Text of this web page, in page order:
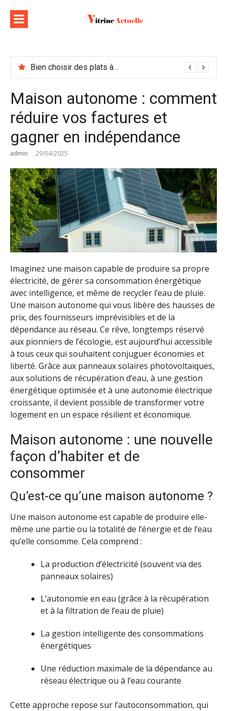
contenu
Bien choisir des plats à emporter : astuces et idées pour varier les plaisirs
Maison autonome : comment
réduire vos factures et
gagner en indépendance
admin 29/04/2025
Imaginez une maison capable de produire sa propre
électricité, de gérer sa consommation énergétique
avec intelligence, et même de recycler l’eau de pluie.
Une maison autonome qui vous libère des hausses de
prix, des fournisseurs imprévisibles et de la
dépendance au réseau. Ce rêve, longtemps réservé
aux pionniers de l’écologie, est aujourd’hui accessible
à tous ceux qui souhaitent conjuguer économies et
liberté. Grâce aux panneaux solaires photovoltaïques,
aux solutions de récupération d’eau, à une gestion
énergétique optimisée et à une autonomie électrique
croissante, il devient possible de transformer votre
logement en un espace résilient et économique.
Maison autonome : une nouvelle
façon d’habiter et de
consommer
Qu’est-ce qu’une maison autonome ?
Une maison autonome est capable de produire elle-
même une partie ou la totalité de l’énergie et de l’eau
qu’elle consomme. Cela comprend :
La production d’électricité (souvent via des
panneaux solaires)
L’autonomie en eau (grâce à la récupération
et à la filtration de l’eau de pluie)
La gestion intelligente des consommations
énergétiques
Une réduction maximale de la dépendance au
réseau électrique ou à l’eau courante
Cette approche repose sur l’autoconsommation, qui